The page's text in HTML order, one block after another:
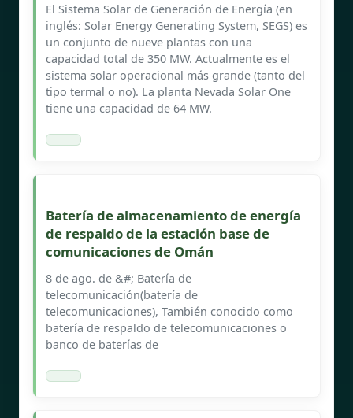
El Sistema Solar de Generación de Energía (en
inglés: Solar Energy Generating System, SEGS) es
un conjunto de nueve plantas con una
capacidad total de 350 MW. Actualmente es el
sistema solar operacional más grande (tanto del
tipo termal o no). La planta Nevada Solar One
tiene una capacidad de 64 MW.
Batería de almacenamiento de energía
de respaldo de la estación base de
comunicaciones de Omán
8 de ago. de &#; Batería de
telecomunicación(batería de
telecomunicaciones), También conocido como
batería de respaldo de telecomunicaciones o
banco de baterías de